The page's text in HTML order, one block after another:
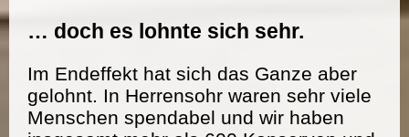
… doch es lohnte sich sehr.
Im Endeffekt hat sich das Ganze aber
gelohnt. In Herrensohr waren sehr viele
Menschen spendabel und wir haben